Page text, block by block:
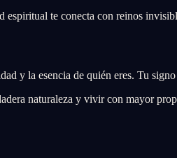
te conecta con reinos
y la esencia de quién eres. Tu
naturaleza y vivir con mayor